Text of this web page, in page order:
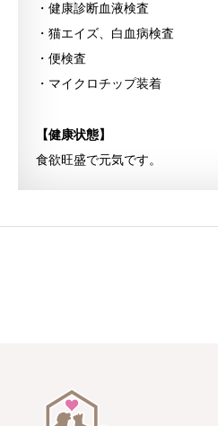
・健康診断血液検査
・猫エイズ、白血病検査
・便検査
・マイクロチップ装着
【健康状態】
食欲旺盛で元気です。